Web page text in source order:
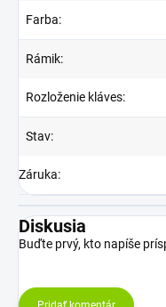
Farba:
Rámik:
Rozloženie kláves:
Stav:
Záruka:
Diskusia
Buďte prvý, kto napíše